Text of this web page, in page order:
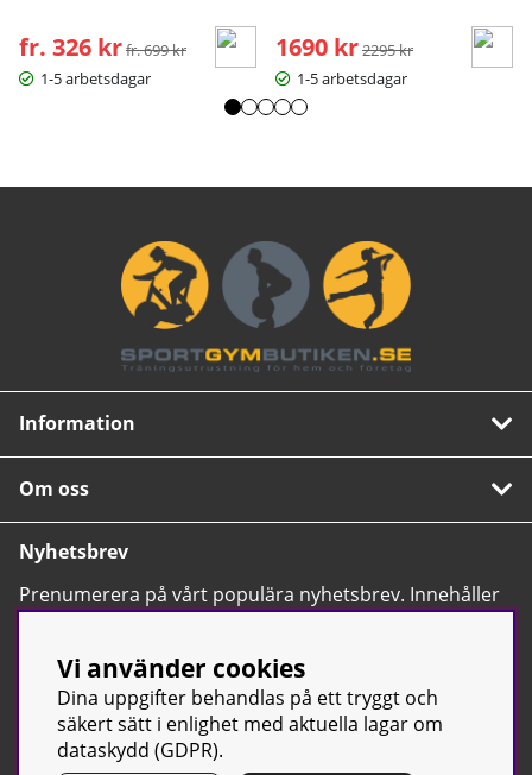
fr. 326 kr Ordinarie pris:
fr. 699 kr
1-5 arbetsdagar
1690 kr Ordinarie pris:
2295 kr
1-5 arbetsdagar
Information
Om oss
Nyhetsbrev
Prenumerera på vårt populära nyhetsbrev. Innehåller
tips, nyheter och våra allra bästa erbjudanden.
Vi använder cookies
Dina uppgifter behandlas på ett tryggt och
säkert sätt i enlighet med aktuella lagar om
dataskydd (GDPR).